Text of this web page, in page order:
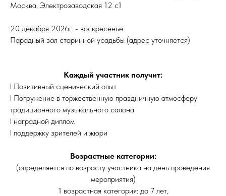
Москва, Электрозаводская 12 с1
20 декабря 2026г. - воскресенье
Парадный зал старинной усадьбы (адрес уточняется)
Каждый участник получит:
l Позитивный сценический опыт
l Погружение в торжественную праздничную атмосферу
традиционного музыкального салона
l наградной диплом
l поддержку зрителей и жюри
Возрастные категории:
(определяется по возрасту участника на день проведения
мероприятия)
1 возрастная категория: до 7 лет,